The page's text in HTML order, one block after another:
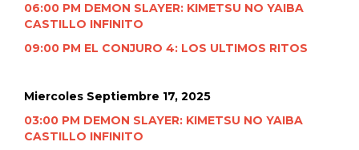
06:00 PM DEMON SLAYER: KIMETSU NO YAIBA
CASTILLO INFINITO
09:00 PM EL CONJURO 4: LOS ULTIMOS RITOS
Miercoles Septiembre 17, 2025
03:00 PM DEMON SLAYER: KIMETSU NO YAIBA
CASTILLO INFINITO